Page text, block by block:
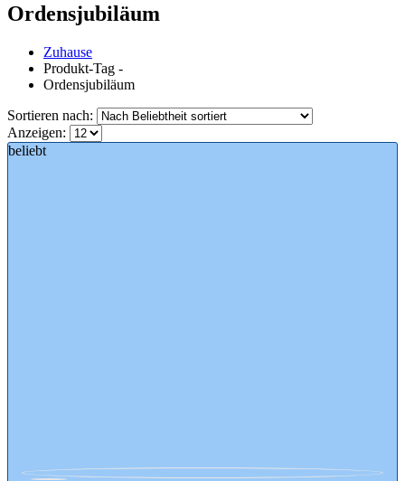
Ordensjubiläum
Zuhause
Produkt-Tag -
Ordensjubiläum
Sortieren nach:
Anzeigen:
beliebt